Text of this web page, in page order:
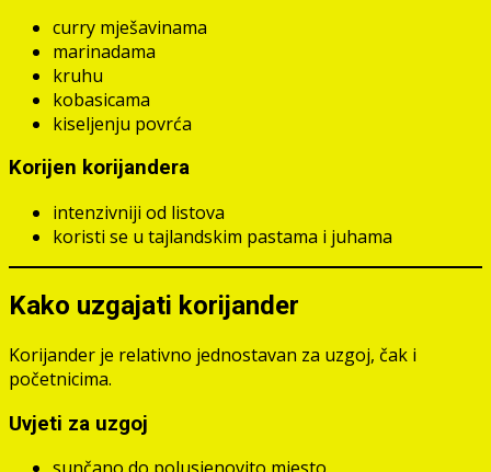
curry mješavinama
marinadama
kruhu
kobasicama
kiseljenju povrća
Korijen korijandera
intenzivniji od listova
koristi se u tajlandskim pastama i juhama
Kako uzgajati korijander
Korijander je relativno jednostavan za uzgoj, čak i
početnicima.
Uvjeti za uzgoj